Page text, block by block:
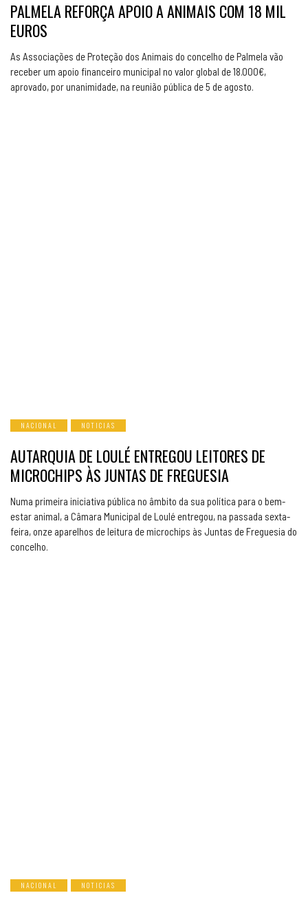
PALMELA REFORÇA APOIO A ANIMAIS COM 18 MIL
EUROS
As Associações de Proteção dos Animais do concelho de Palmela vão
receber um apoio financeiro municipal no valor global de 18.000€,
aprovado, por unanimidade, na reunião pública de 5 de agosto.
NACIONAL NOTICIAS
AUTARQUIA DE LOULÉ ENTREGOU LEITORES DE
MICROCHIPS ÀS JUNTAS DE FREGUESIA
Numa primeira iniciativa pública no âmbito da sua política para o bem-
estar animal, a Câmara Municipal de Loulé entregou, na passada sexta-
feira, onze aparelhos de leitura de microchips às Juntas de Freguesia do
concelho.
NACIONAL NOTICIAS